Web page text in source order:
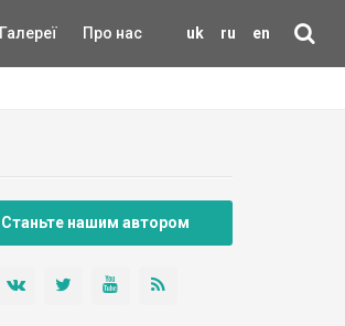
uk ru en
Галереї Про нас
Станьте нашим автором